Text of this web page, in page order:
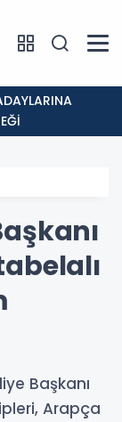
Başkanı
Arapça